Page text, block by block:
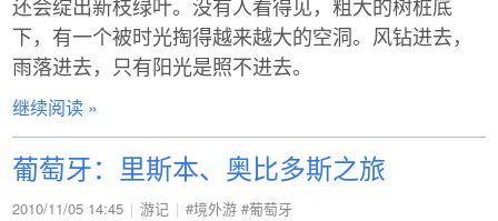
下，有一个被时光掏得越来越大的空洞。风钻进去，
雨落进去，只有阳光是照不进去。
继续阅读 »
葡萄牙：里斯本、奥比多斯之旅
2010/11/05 14:45 游记 #境外游 #葡萄牙